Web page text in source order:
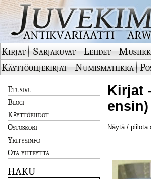
Kirjat Sarjakuvat Lehdet
Käyttöohjekirjat
Numismatiikka
Etusivu
Blogi
Käyttöehdot
Ostoskori
Yritysinfo
Ota yhteyttä
HAKU
Kirjat
ensin)
Näytä / piilota